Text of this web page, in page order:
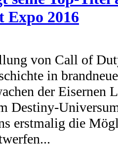
2016
von Call of
in
der Eisernen
Destiny-
erstmalig die